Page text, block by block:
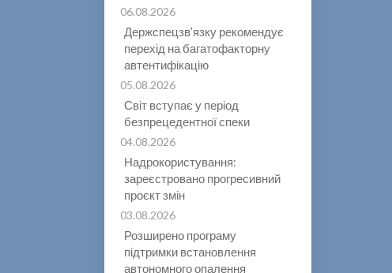
06.08.2026
Держспецзв’язку рекомендує
перехід на багатофакторну
автентифікацію
05.08.2026
Світ вступає у період
безпрецедентної спеки
04.08.2026
Надрокористування:
зареєстровано прогресивний
проєкт змін
03.08.2026
Розширено програму
підтримки встановлення
автономного опалення